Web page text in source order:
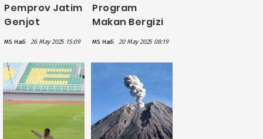
Pemprov Jatim
Genjot
Perbaikan
Tanggul Lahar
Gunung
Semeru,
Ditargetkan
Rampung 3
Bulan
MS Hadi 26 May 2025 15:09
Program
Makan Bergizi
Gratis di
Ponorogo
Dihentikan
Sementara
MS Hadi 20 May 2025 08:19